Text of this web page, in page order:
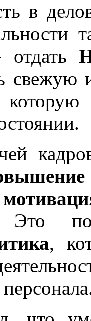
в
отдать
свежую
Это
,